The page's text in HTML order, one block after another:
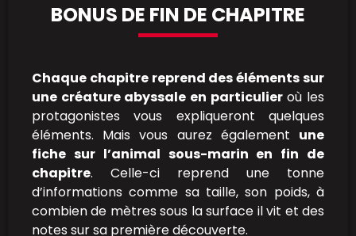
BONUS DE FIN DE CHAPITRE
Chaque chapitre reprend des éléments sur
une créature abyssale en particulieroù les
protagonistes vous expliqueront quelques
éléments. Mais vous aurez également une
fiche sur l’animal sous-marin en fin de
chapitre. Celle-ci reprend une tonne
d’informations comme sa taille, son poids, à
combien de mètres sous la surface il vit et des
notes sur sa première découverte.